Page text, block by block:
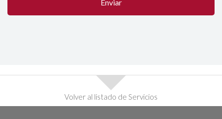
Volver al listado de Servicios